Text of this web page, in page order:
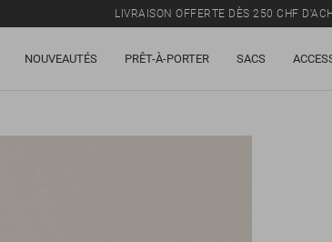
LIVRAISON OFFERTE DÈS 250 CHF
NOUVEAUTÉS PRÊT-À-PORTER SACS